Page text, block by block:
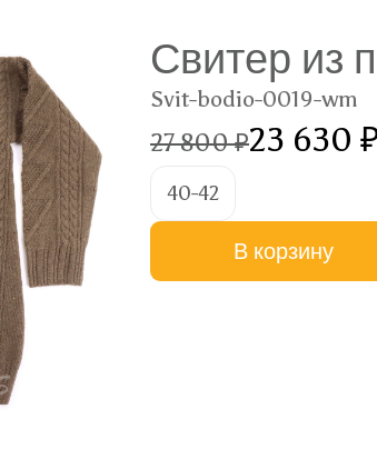
Свитер из
Svit-bodio-0019-wm
27 800 ₽23 630
40-42
В корзину